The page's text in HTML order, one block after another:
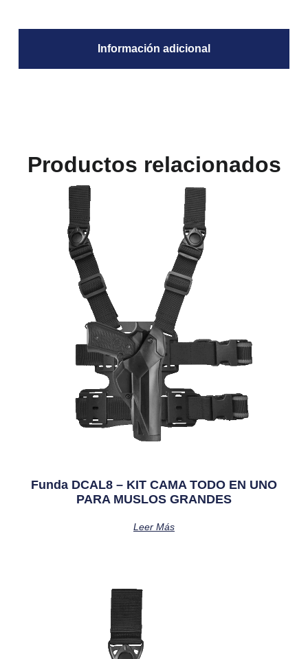
Información adicional
Productos relacionados
Funda DCAL8 – KIT CAMA TODO EN UNO
PARA MUSLOS GRANDES
Leer Más